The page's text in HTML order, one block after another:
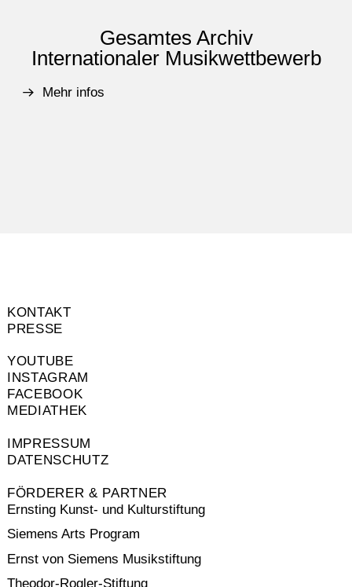
Gesamtes Archiv
Internationaler Musikwettbewerb
Mehr infos
KONTAKT
PRESSE
YOUTUBE
INSTAGRAM
FACEBOOK
MEDIATHEK
IMPRESSUM
DATENSCHUTZ
FÖRDERER & PARTNER
Ernsting Kunst- und Kulturstiftung
Siemens Arts Program
Ernst von Siemens Musikstiftung
Theodor-Rogler-Stiftung